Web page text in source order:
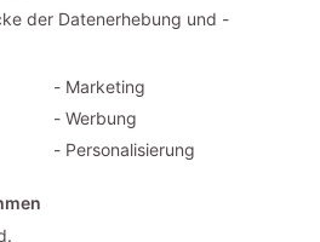
der Datenerhebung und -
Marketing
Werbung
Personalisierung